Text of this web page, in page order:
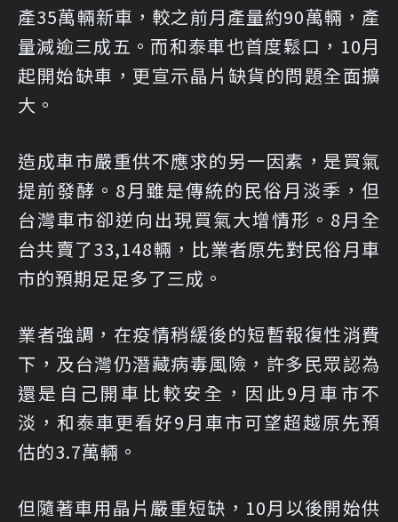
產35萬輛新車，較之前月產量約90萬輛，產
量減逾三成五。而和泰車也首度鬆口，10月
起開始缺車，更宣示晶片缺貨的問題全面擴
大。
造成車市嚴重供不應求的另一因素，是買氣
提前發酵。8月雖是傳統的民俗月淡季，但
台灣車市卻逆向出現買氣大增情形。8月全
台共賣了33,148輛，比業者原先對民俗月車
市的預期足足多了三成。
業者強調，在疫情稍緩後的短暫報復性消費
下，及台灣仍潛藏病毒風險，許多民眾認為
還是自己開車比較安全，因此9月車市不
淡，和泰車更看好9月車市可望超越原先預
估的3.7萬輛。
但隨著車用晶片嚴重短缺，10月以後開始供